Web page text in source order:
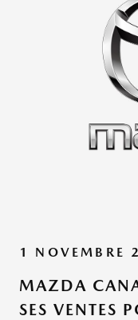
1 NOVEMBRE
MAZDA
SES VENTES